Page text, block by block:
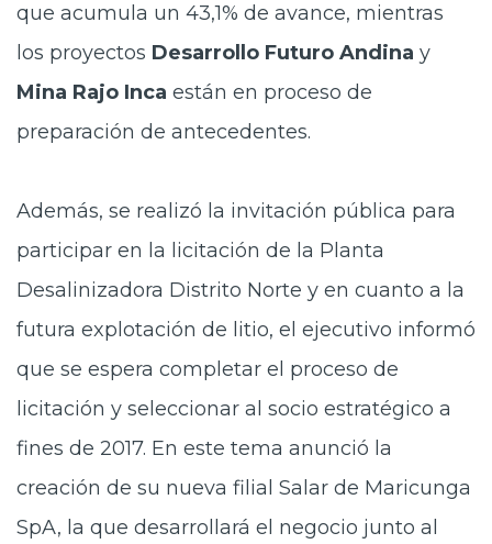
que acumula un 43,1% de avance, mientras
los proyectos Desarrollo Futuro Andina y
Mina Rajo Inca están en proceso de
preparación de antecedentes.
Además, se realizó la invitación pública para
participar en la licitación de la Planta
Desalinizadora Distrito Norte y en cuanto a la
futura explotación de litio, el ejecutivo informó
que se espera completar el proceso de
licitación y seleccionar al socio estratégico a
fines de 2017. En este tema anunció la
creación de su nueva filial Salar de Maricunga
SpA, la que desarrollará el negocio junto al